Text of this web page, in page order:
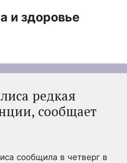
и здоровье
редкая
сообщает
сообщила в четверг в